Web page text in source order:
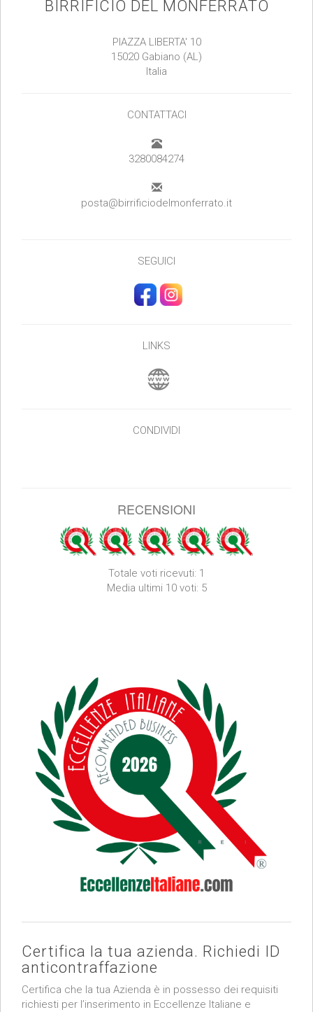
BIRRIFICIO DEL MONFERRATO
PIAZZA LIBERTA' 10
15020 Gabiano (AL)
Italia
CONTATTACI
3280084274
posta@birrificiodelmonferrato.it
SEGUICI
LINKS
CONDIVIDI
RECENSIONI
Totale voti ricevuti: 1
Media ultimi 10 voti: 5
Certifica la tua azienda. Richiedi ID
anticontraffazione
Certifica che la tua Azienda è in possesso dei requisiti
richiesti per l’inserimento in Eccellenze Italiane e